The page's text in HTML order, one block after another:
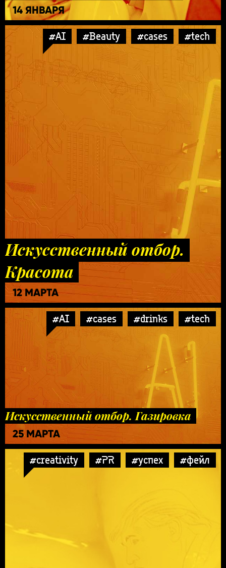
14 ЯНВАРЯ
#AI #Beauty #cases #tech
Искусственный отбор.
Красота
12 МАРТА
#AI #cases #drinks #tech
Искусственный отбор. Газировка
25 МАРТА
#creativity #PR #успех #фейл